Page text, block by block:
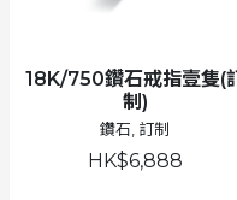
18K/750鑽石戒指壹隻(
制)
鑽石, 訂制
HK$6,888